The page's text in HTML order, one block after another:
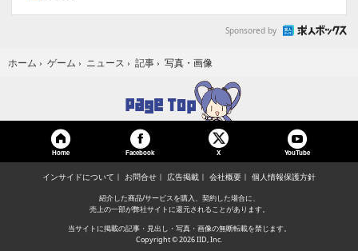
Sponsored by
ホーム › ゲーム › ニュース › 記事 › 写真・画像
Home Facebook X YouTube
インサイドについて お問合せ 広告掲載 会社概要 個人情報保護方針
紹介した商品/サービスを購入、契約した場合に、
売上の一部が弊社サイトに還元されることがあります。
当サイトに掲載の記事・見出し・写真・画像の無断転載を禁じます。
Copyright © 2026 IID, Inc.